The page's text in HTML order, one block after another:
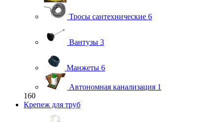
Тросы сантехнические 6
Вантузы 3
Манжеты 6
Автономная канализация 1
160
Крепеж для труб